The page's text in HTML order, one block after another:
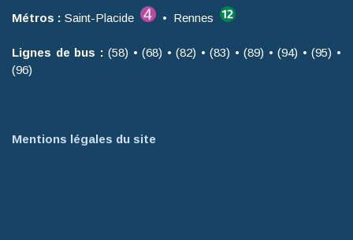
Métros : Saint-Placide • Rennes
Lignes de bus : (58) • (68) • (82) • (83) • (89) • (94) • (95) •
(96)
Mentions légales du site